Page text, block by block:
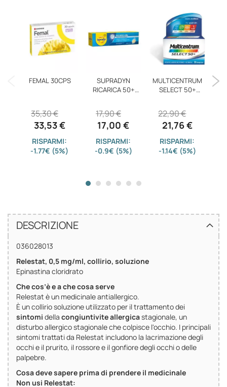
FEMAL 30CPS
33,53 €
35,30 €
RISPARMI:
-1.77€ (5%)
SUPRADYN
RICARICA 50+
17,00 €
17,90 €
RISPARMI:
-0.9€ (5%)
MULTICENTRUM
SELECT 50+
21,76 €
22,90 €
RISPARMI:
-1.14€ (5%)
DESCRIZIONE
036028013
Relestat, 0,5 mg/ml, collirio, soluzione
Epinastina cloridrato
Che cos’è e a che cosa serve
Relestat è un medicinale antiallergico.
È un collirio soluzione utilizzato per il trattamento dei
sintomi della congiuntivite allergicastagionale, un
disturbo allergico stagionale che colpisce l'occhio. I principali
sintomi trattati da Relestat includono la lacrimazione degli
occhi e il prurito, il rossore e il gonfiore degli occhi o delle
palpebre.
Cosa deve sapere prima di prendere il medicinale
Non usi Relestat: